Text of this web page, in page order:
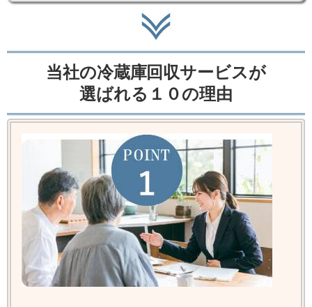
当社の冷蔵庫回収サービスが
選ばれる１０の理由